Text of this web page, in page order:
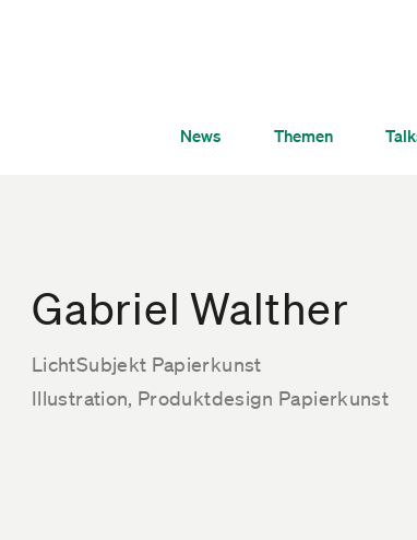
News Themen
Gabriel Walther
LichtSubjekt Papierkunst
Illustration, Produktdesign Papierkunst